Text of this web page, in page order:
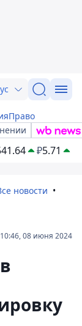
Право
₽5.71
новости
10:46, 08 июня 2024